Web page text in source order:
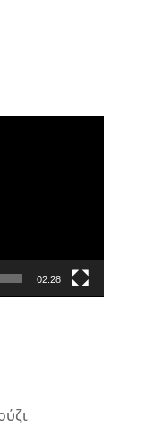
02:28